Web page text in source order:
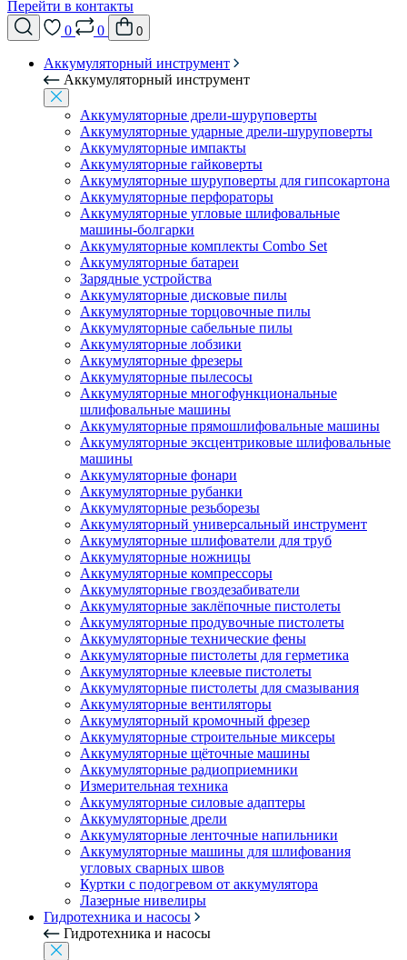
Перейти в контакты
0
0 0
Аккумуляторный инструмент
Аккумуляторный инструмент
Аккумуляторные дрели-шуруповерты
Аккумуляторные ударные дрели-шуруповерты
Аккумуляторные импакты
Аккумуляторные гайковерты
Аккумуляторные шуруповерты для гипсокартона
Аккумуляторные перфораторы
Аккумуляторные угловые шлифовальные
машины-болгарки
Аккумуляторные комплекты Combo Set
Аккумуляторные батареи
Зарядные устройства
Аккумуляторные дисковые пилы
Аккумуляторные торцовочные пилы
Аккумуляторные сабельные пилы
Аккумуляторные лобзики
Аккумуляторные фрезеры
Аккумуляторные пылесосы
Аккумуляторные многофункциональные
шлифовальные машины
Аккумуляторные прямошлифовальные машины
Аккумуляторные эксцентриковые шлифовальные
машины
Аккумуляторные фонари
Аккумуляторные рубанки
Аккумуляторные резьборезы
Аккумуляторный универсальный инструмент
Аккумуляторные шлифователи для труб
Аккумуляторные ножницы
Аккумуляторные компрессоры
Аккумуляторные гвоздезабиватели
Аккумуляторные заклёпочные пистолеты
Аккумуляторные продувочные пистолеты
Аккумуляторные технические фены
Аккумуляторные пистолеты для герметика
Аккумуляторные клеевые пистолеты
Аккумуляторные пистолеты для смазывания
Аккумуляторные вентиляторы
Аккумуляторный кромочный фрезер
Аккумуляторные строительные миксеры
Аккумуляторные щёточные машины
Аккумуляторные радиоприемники
Измерительная техника
Аккумуляторные силовые адаптеры
Аккумуляторные дрели
Аккумуляторные ленточные напильники
Аккумуляторные машины для шлифования
угловых сварных швов
Куртки с подогревом от аккумулятора
Лазерные нивелиры
Гидротехника и насосы
Гидротехника и насосы